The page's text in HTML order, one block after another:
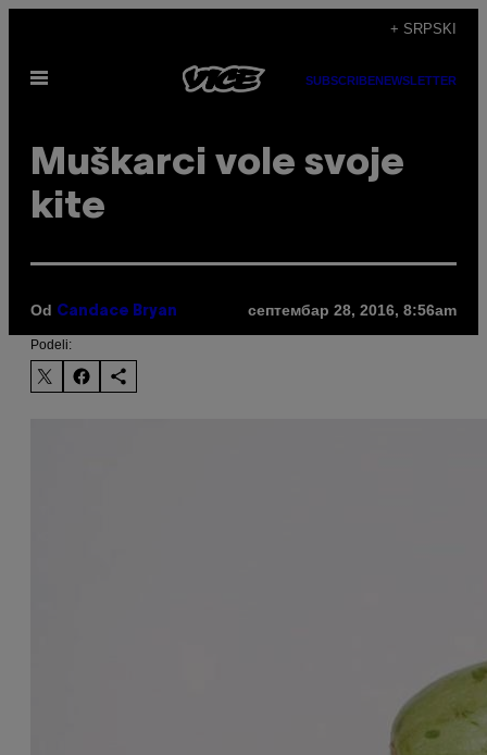
садржај
+ SRPSKI
Otvori
SUBSCRIBENEWSLETTER
Muškarci vole svoje
kite
Od Candace Bryan септембар 28, 2016, 8:56am
Podeli: